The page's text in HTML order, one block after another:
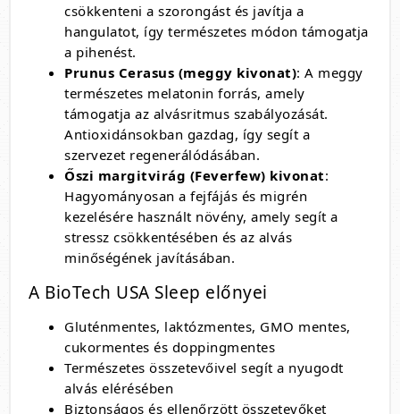
csökkenteni a szorongást és javítja a
hangulatot, így természetes módon támogatja
a pihenést.
Prunus Cerasus (meggy kivonat): A meggy
természetes melatonin forrás, amely
támogatja az alvásritmus szabályozását.
Antioxidánsokban gazdag, így segít a
szervezet regenerálódásában.
Őszi margitvirág (Feverfew) kivonat:
Hagyományosan a fejfájás és migrén
kezelésére használt növény, amely segít a
stressz csökkentésében és az alvás
minőségének javításában.
A BioTech USA Sleep előnyei
Gluténmentes, laktózmentes, GMO mentes,
cukormentes és doppingmentes
Természetes összetevőivel segít a nyugodt
alvás elérésében
Biztonságos és ellenőrzött összetevőket